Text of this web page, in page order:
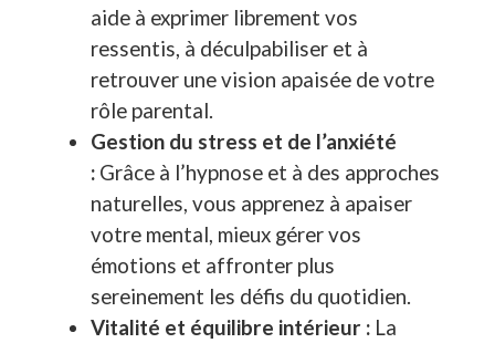
aide à exprimer librement vos
ressentis, à déculpabiliser et à
retrouver une vision apaisée de votre
rôle parental.
Gestion du stress et de l’anxiété
: Grâce à l’hypnose et à des approches
naturelles, vous apprenez à apaiser
votre mental, mieux gérer vos
émotions et affronter plus
sereinement les défis du quotidien.
Vitalité et équilibre intérieur : La